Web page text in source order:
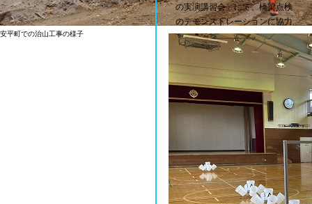
安平町での治山工事の様子
の実演講習会」にて、橋梁点検
のデモンストレーションに協力